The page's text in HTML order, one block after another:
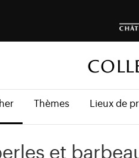
Thèmes Lieux de
et